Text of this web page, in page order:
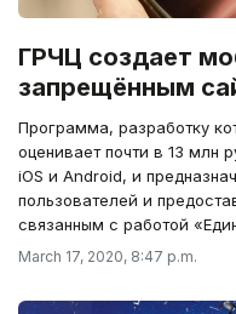
ГРЧЦ создает
запрещённым
Программа, разработку
оценивает почти в 13 млн
iOS и Android, и
пользователей и
связанным с работой
March 17, 2020, 8:47 p.m.